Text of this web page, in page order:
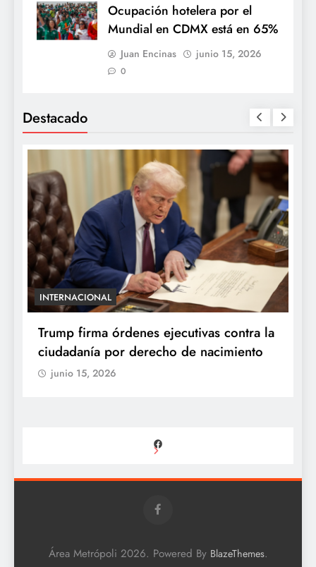
Ocupación hotelera por el
Mundial en CDMX está en 65%
Juan Encinas junio 15, 2026
0
Destacado
INTERNACIONAL
Trump firma órdenes ejecutivas contra la
ciudadanía por derecho de nacimiento
junio 15, 2026
Área Metrópoli 2026. Powered By BlazeThemes.